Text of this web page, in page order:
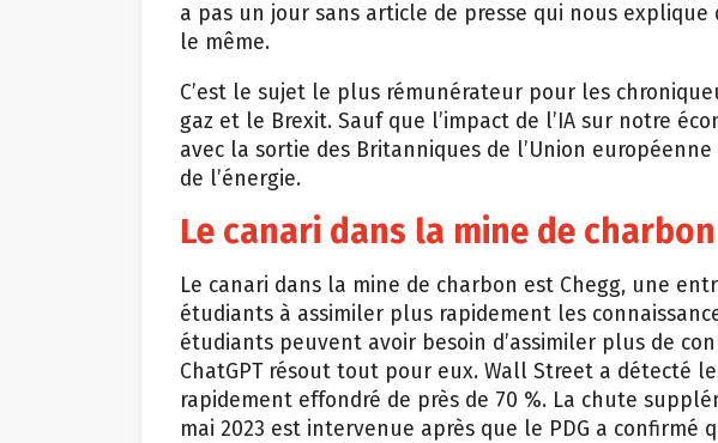
a pas un jour sans article de presse qui nous
le même.
C’est le sujet le plus rémunérateur pour les
gaz et le Brexit. Sauf que l’impact de l’IA sur notre
avec la sortie des Britanniques de l’Union
de l’énergie.
Le canari dans la mine de charbon
Le canari dans la mine de charbon est Chegg, une
étudiants à assimiler plus rapidement les
étudiants peuvent avoir besoin d’assimiler plus de
ChatGPT résout tout pour eux. Wall Street a détecté
rapidement effondré de près de 70 %. La chute
mai 2023 est intervenue après que le PDG a confirmé